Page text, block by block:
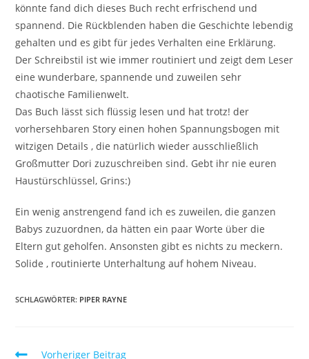
könnte fand dich dieses Buch recht erfrischend und
spannend. Die Rückblenden haben die Geschichte lebendig
gehalten und es gibt für jedes Verhalten eine Erklärung.
Der Schreibstil ist wie immer routiniert und zeigt dem Leser
eine wunderbare, spannende und zuweilen sehr
chaotische Familienwelt.
Das Buch lässt sich flüssig lesen und hat trotz! der
vorhersehbaren Story einen hohen Spannungsbogen mit
witzigen Details , die natürlich wieder ausschließlich
Großmutter Dori zuzuschreiben sind. Gebt ihr nie euren
Haustürschlüssel, Grins:)
Ein wenig anstrengend fand ich es zuweilen, die ganzen
Babys zuzuordnen, da hätten ein paar Worte über die
Eltern gut geholfen. Ansonsten gibt es nichts zu meckern.
Solide , routinierte Unterhaltung auf hohem Niveau.
SCHLAGWÖRTER: PIPER RAYNE
Vorheriger Beitrag